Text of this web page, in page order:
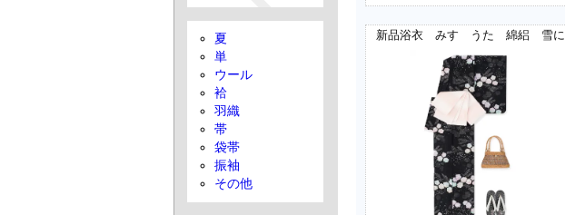
新品浴衣 みすゞうた 綿絽 雪に
夏
単
ウール
袷
羽織
帯
袋帯
振袖
その他